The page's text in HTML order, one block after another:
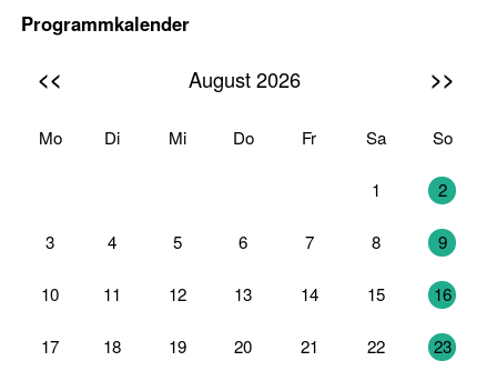
Programmkalender
<< August 2026 >>
Mo Di Mi Do Fr Sa So
1 2
3 4 5 6 7 8 9
10 11 12 13 14 15 16
17 18 19 20 21 22 23